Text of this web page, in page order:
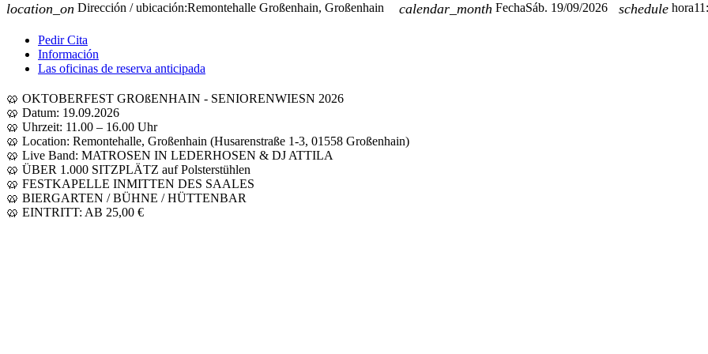
location_on Dirección / ubicación:Remontehalle Großenhain, Großenhain calendar_month FechaSáb. 19/09/2026 schedule hora
Pedir Cita
Información
Las oficinas de reserva anticipada
🥨 OKTOBERFEST GROßENHAIN - SENIORENWIESN 2026
🥨 Datum: 19.09.2026
🥨 Uhrzeit: 11.00 – 16.00 Uhr
🥨 Location: Remontehalle, Großenhain (Husarenstraße 1-3, 01558 Großenhain)
🥨 Live Band: MATROSEN IN LEDERHOSEN & DJ ATTILA
🥨 ÜBER 1.000 SITZPLÄTZ auf Polsterstühlen
🥨 FESTKAPELLE INMITTEN DES SAALES
🥨 BIERGARTEN / BÜHNE / HÜTTENBAR
🥨 EINTRITT: AB 25,00 €